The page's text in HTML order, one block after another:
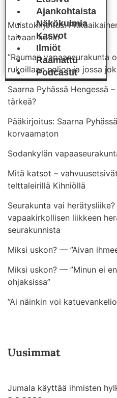
Ajankohtaista
Näkökulmia
Kasvot
Ilmiöt
Raamattu
Podcastit
Muistokirjoitus:
taivaan kotiin
”Rauman vapaaseurakunta
rukoillaan paljon ja jossa
Saarna Pyhässä Hengessä
tärkeä?
Pääkirjoitus: Saarna
korvaamaton
Sodankylän
Mitä katsot –
telttaleirillä Kihniöllä
Seurakunta vai
vapaakirkollisen liikkeen
seurakunnista
Miksi uskon? — ”Aivan
Miksi uskon? — ”Minun ei
ohjaksissa”
”Ai näinkin voi
Uusimmat
Jumala käyttää ihmisten